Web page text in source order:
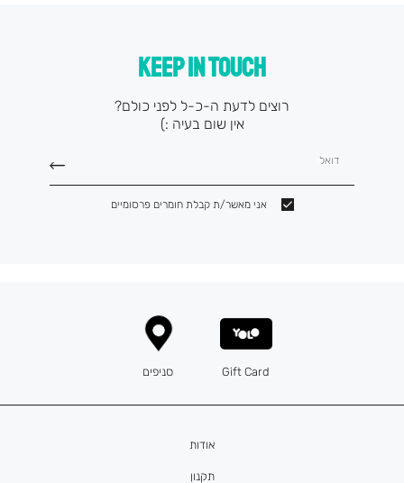
KEEP IN TOUCH
רוצים לדעת ה-כ-ל לפני כולם?
אין שום בעיה :)
דואל
אני מאשר/ת קבלת חומרים פרסומיים
אודות
תקנון
Gift Card סניפים